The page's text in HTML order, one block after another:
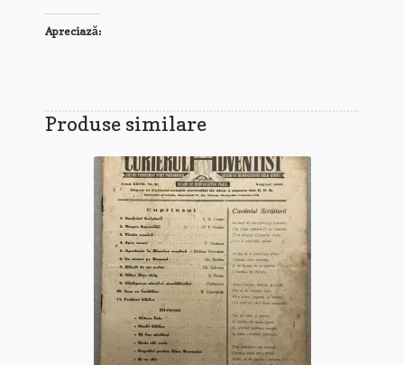
Apreciază:
Produse similare